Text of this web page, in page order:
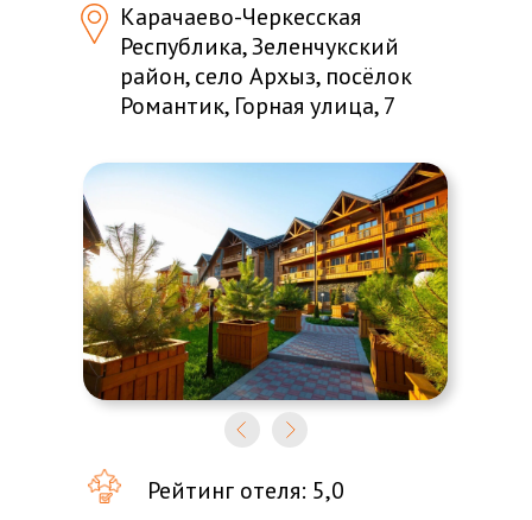
Карачаево-Черкесская
Республика, Зеленчукский
район, село Архыз, посёлок
Романтик, Горная улица, 7
Рейтинг отеля: 5,0